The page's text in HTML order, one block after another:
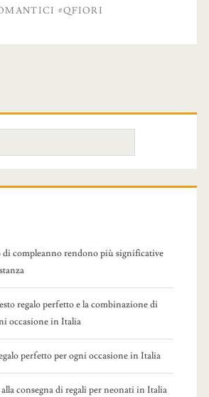
#QFIORI
di compleanno rendono più significative
regalo perfetto e la combinazione di
occasione in Italia
perfetto per ogni occasione in Italia
consegna di regali per neonati in Italia